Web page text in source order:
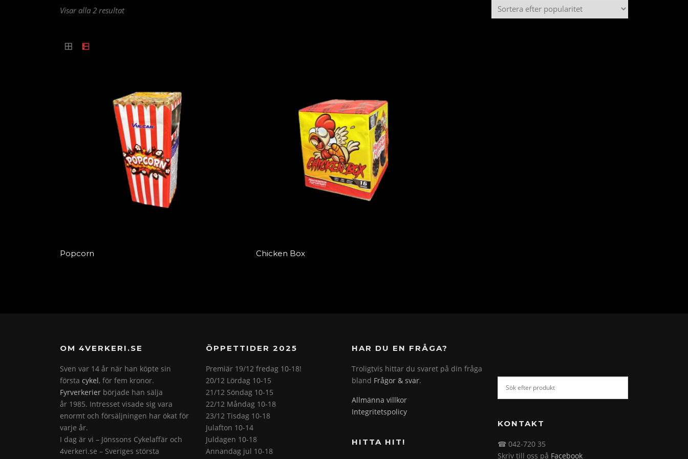
Visar alla 2 resultatSortera
Popcorn Chicken Box
OM 4VERKERI.SE
Sven var 14 år när han köpte sin
första cykel, för fem kronor.
Fyrverkerier började han sälja
år 1985. Intresset visade sig vara
enormt och försäljningen har ökat för
varje år.
I dag är vi – Jönssons Cykelaffär och
4verkeri.se – Sveriges största
ÖPPETTIDER 2025
Premiär 19/12 fredag 10-18!
20/12 Lördag 10-15
21/12 Söndag 10-15
22/12 Måndag 10-18
23/12 Tisdag 10-18
Julafton 10-14
Juldagen 10-18
Annandag jul 10-18
HAR DU EN FRÅGA?
Troligtvis hittar du svaret på din fråga
bland Frågor & svar.
Allmänna villkor
Integritetspolicy
HITTA HIT!
KONTAKT
☎ 042-720 35
Skriv till oss på Facebook